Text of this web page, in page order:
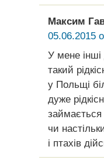
Максим
05.06.2015
У мене
такий
у Польщі
дуже
чи
і птахів